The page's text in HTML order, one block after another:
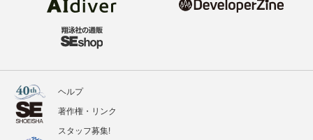
ヘルプ
著作権・リンク
スタッフ募集!